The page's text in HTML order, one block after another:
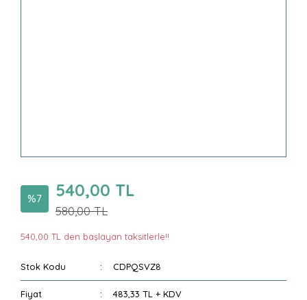
%7 540,00 TL
580,00 TL
540,00 TL den başlayan taksitlerle!!
Stok Kodu CDPQSVZ8
Fiyat 483,33 TL + KDV